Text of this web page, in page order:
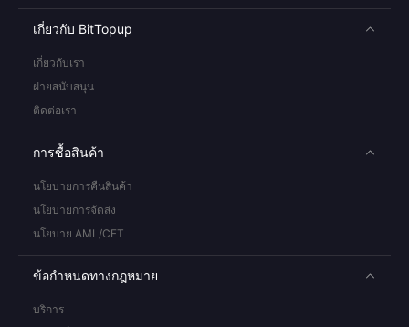
เกี่ยวกับ BitTopup
เกี่ยวกับเรา
ฝ่ายสนับสนุน
ติดต่อเรา
การซื้อสินค้า
นโยบายการคืนสินค้า
นโยบายการจัดส่ง
นโยบาย AML/CFT
ข้อกำหนดทางกฎหมาย
บริการ